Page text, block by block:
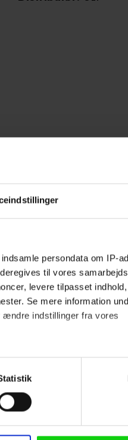
persondata om IP-
til vores
levere tilpasset
Se mere information
indstillinger fra vores
inden for få meter
adresse, ID og din